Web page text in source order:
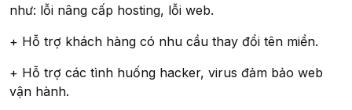
như: lỗi nâng cấp hosting, lỗi web.
+ Hỗ trợ khách hàng có nhu cầu thay đổi tên miền.
+ Hỗ trợ các tình huống hacker, virus đảm bảo web
vận hành.